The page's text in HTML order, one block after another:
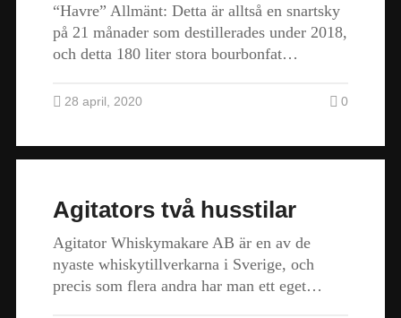
“Havre” Allmänt: Detta är alltså en snartsky
på 21 månader som destillerades under 2018,
och detta 180 liter stora bourbonfat…
28 april, 2020 0
Agitators två husstilar
Agitator Whiskymakare AB är en av de
nyaste whiskytillverkarna i Sverige, och
precis som flera andra har man ett eget…